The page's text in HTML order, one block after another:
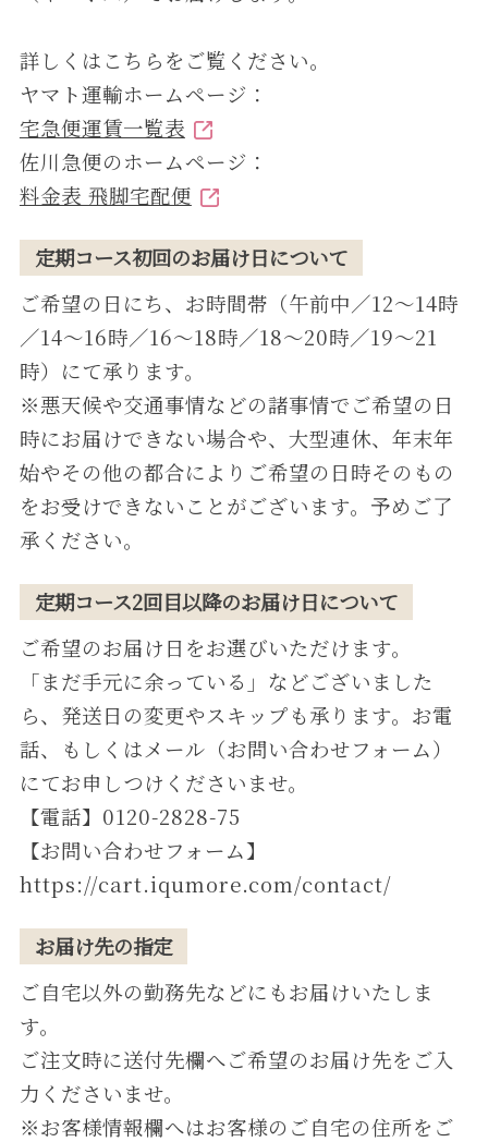
詳しくはこちらをご覧ください。
ヤマト運輸ホームページ：
宅急便運賃⼀覧表
佐川急便のホームページ：
料⾦表 ⾶脚宅配便
定期コース初回のお届け日について
ご希望の⽇にち、お時間帯（午前中∕12〜14時
∕14〜16時∕16〜18時∕18〜20時∕19〜21
時）にて承ります。
※悪天候や交通事情などの諸事情でご希望の⽇
時にお届けできない場合や、⼤型連休、年末年
始やその他の都合によりご希望の⽇時そのもの
をお受けできないことがございます。予めご了
承ください。
定期コース2回目以降のお届け日について
ご希望のお届け⽇をお選びいただけます。
「まだ⼿元に余っている」などございました
ら、発送⽇の変更やスキップも承ります。お電
話、もしくはメール（お問い合わせフォーム）
にてお申しつけくださいませ。
【電話】0120-2828-75
【お問い合わせフォーム】
https://cart.iqumore.com/contact/
お届け先の指定
ご⾃宅以外の勤務先などにもお届けいたしま
す。
ご注⽂時に送付先欄へご希望のお届け先をご⼊
⼒くださいませ。
※お客様情報欄へはお客様のご⾃宅の住所をご